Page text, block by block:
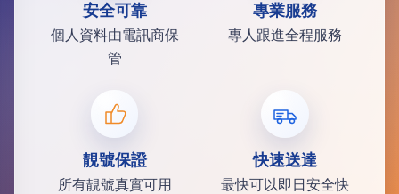
安全可靠
個人資料由電訊商保
管
專業服務
專人跟進全程服務
靚號保證
所有靚號真實可用
快速送達
最快可以即日安全快